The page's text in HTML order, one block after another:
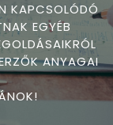
KAPCSOLÓDÓ
EGYÉB
ANYAGAI